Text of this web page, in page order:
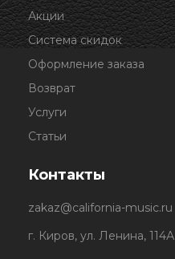
Акции
Система скидок
Оформление заказа
Возврат
Услуги
Статьи
Контакты
zakaz@california-music.ru
г. Киров, ул. Ленина, 114А